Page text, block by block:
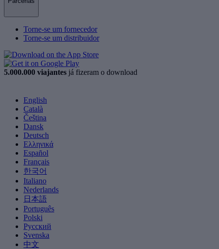
Torne-se um fornecedor
Torne-se um distribuidor
5.000.000 viajantes já fizeram o download
English
Català
Čeština
Dansk
Deutsch
Ελληνικά
Español
Français
한국어
Italiano
Nederlands
日本語
Português
Polski
Русский
Svenska
中文